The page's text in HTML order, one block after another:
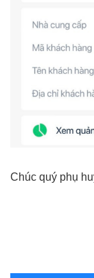
Chúc quý phụ